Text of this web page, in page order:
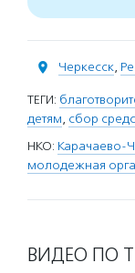
Черкесск,
ТЕГИ:
детям, сбор
НКО: Карачаево-
молодежная
ВИДЕО ПО